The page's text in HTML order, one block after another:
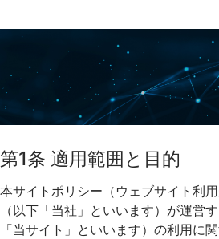
第1条 適用範囲と目的
本サイトポリシー（ウェブサイト利
（以下「当社」といいます）が運営
「当サイト」といいます）の利用に